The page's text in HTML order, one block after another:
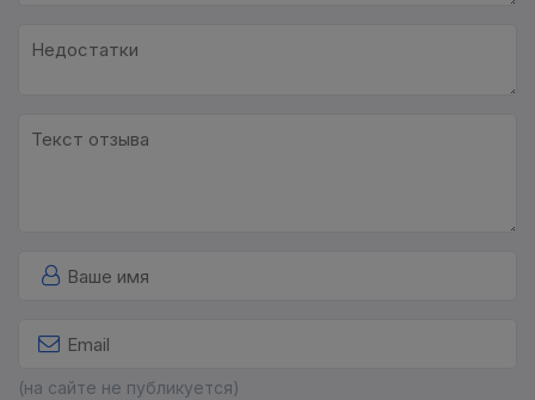
(на сайте не публикуется)